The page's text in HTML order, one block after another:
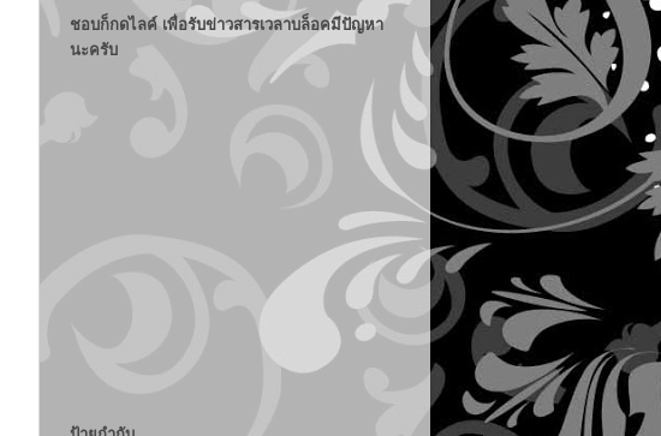
ชอบก็กดไลค์ เพื่อรับข่าวสารเวลาบล็อคมีปัญหา
นะครับ